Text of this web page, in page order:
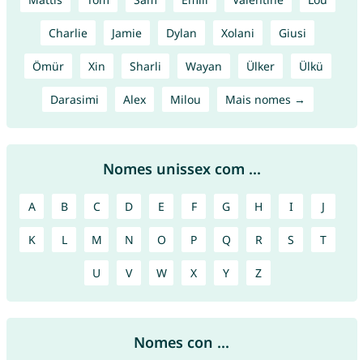
Charlie Jamie Dylan Xolani Giusi
Ömür Xin Sharli Wayan Ülker Ülkü
Darasimi Alex Milou Mais nomes →
Nomes unissex com ...
A B C D E F G H I J
K L M N O P Q R S T
U V W X Y Z
Nomes con ...